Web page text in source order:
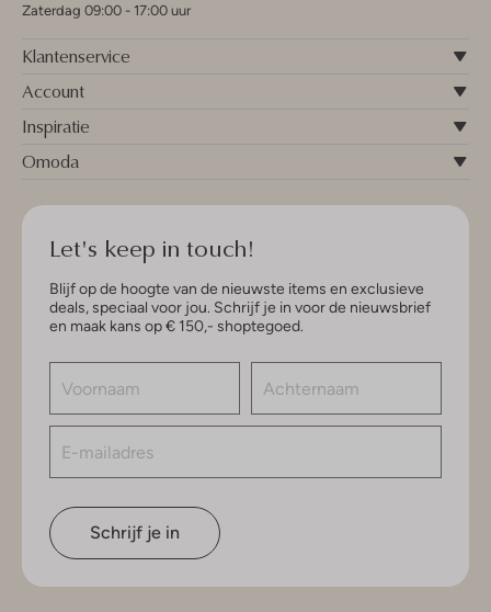
Zaterdag 09:00 - 17:00 uur
Klantenservice
Account
Inspiratie
Omoda
Let's keep in touch!
Blijf op de hoogte van de nieuwste items en exclusieve
deals, speciaal voor jou. Schrijf je in voor de nieuwsbrief
en maak kans op € 150,- shoptegoed.
Schrijf je in